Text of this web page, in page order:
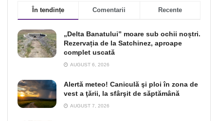
În tendințe Comentarii Recente
„Delta Banatului” moare sub ochii noștri.
Rezervația de la Satchinez, aproape
complet uscată
AUGUST 6, 2026
Alertă meteo! Caniculă şi ploi în zona de
vest a ţării, la sfârşit de săptămână
AUGUST 7, 2026